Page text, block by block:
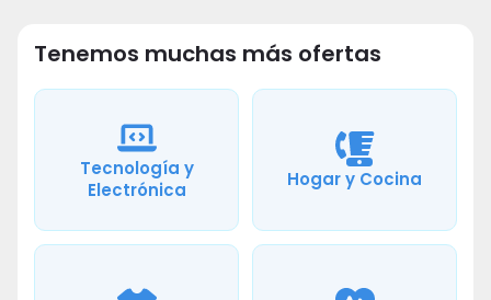
Tenemos muchas más ofertas
Tecnología y
Electrónica
Hogar y Cocina